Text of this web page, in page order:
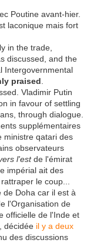
Poutine avant-hier.
laconique mais fort
in the trade,
discussed, and the
Intergovernmental
praised
Vladimir Putin
in favour of settling
through dialogue.
supplémentaires
ministre qatari des
observateurs
l'estde l'émirat
impérial ait des
le coup...
Doha car il est à
l'Organisation de
officielle de l'Inde et
décidée il y a deux
des discussions